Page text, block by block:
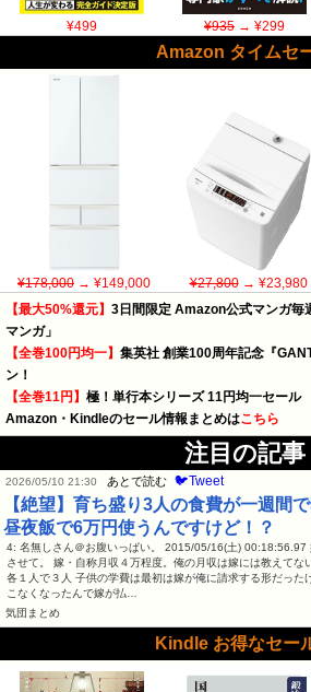
¥499 ¥935→ ¥299
Amazon タイムセ
¥178,000 → ¥149,000 ¥27,800→ ¥23,980
【最大50%還元】 3日間限定 Amazon公式マンガ毎
マンガ」
【全巻100円均一】 集英社 創業100周年記念『
ン！
【全巻11円】 極！単行本シリーズ 11円均一セール
Amazon・Kindleのセール情報まとめはこちら
注目の記事
2026/05/10 21:30 あとで読む 🐦Tweet
【絶望】育ち盛り3人の食費が一週間
昼夜飯で6万円使うんですけど！？
4: 名無しさん＠お腹いっぱい。 2015/05/16(土) 00:18:56.97
させて。 嫁・自称月収４万程度。俺の月収は嫁には教えてな
各１人で３人 子供の学費は最初は嫁が俺に請求する形だった
こなくなったんで嫁が払…
気団まとめ
Kindle お得なセー